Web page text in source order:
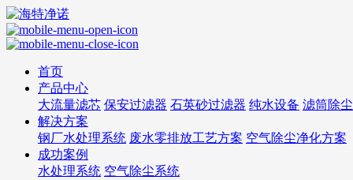
首页
产品中心
大流量滤芯 保安过滤器 石英砂过滤器 纯水设备 滤筒除
解决方案
钢厂水处理系统 废水零排放工艺方案 空气除尘净化方案
成功案例
水处理系统 空气除尘系统